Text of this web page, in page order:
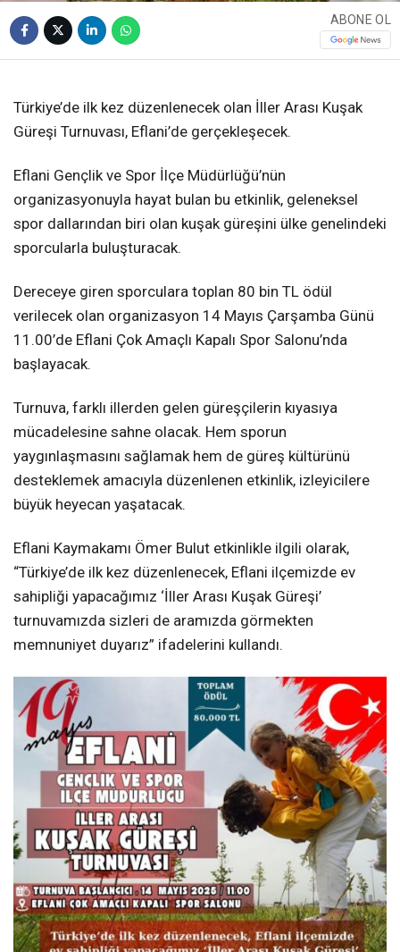
ABONE OL
Türkiye’de ilk kez düzenlenecek olan İller Arası Kuşak
Güreşi Turnuvası, Eflani’de gerçekleşecek.
Eflani Gençlik ve Spor İlçe Müdürlüğü’nün
organizasyonuyla hayat bulan bu etkinlik, geleneksel
spor dallarından biri olan kuşak güreşini ülke genelindeki
sporcularla buluşturacak.
Dereceye giren sporculara toplan 80 bin TL ödül
verilecek olan organizasyon 14 Mayıs Çarşamba Günü
11.00’de Eflani Çok Amaçlı Kapalı Spor Salonu’nda
başlayacak.
Turnuva, farklı illerden gelen güreşçilerin kıyasıya
mücadelesine sahne olacak. Hem sporun
yaygınlaşmasını sağlamak hem de güreş kültürünü
desteklemek amacıyla düzenlenen etkinlik, izleyicilere
büyük heyecan yaşatacak.
Eflani Kaymakamı Ömer Bulut etkinlikle ilgili olarak,
“Türkiye’de ilk kez düzenlenecek, Eflani ilçemizde ev
sahipliği yapacağımız ‘İller Arası Kuşak Güreşi’
turnuvamızda sizleri de aramızda görmekten
memnuniyet duyarız” ifadelerini kullandı.